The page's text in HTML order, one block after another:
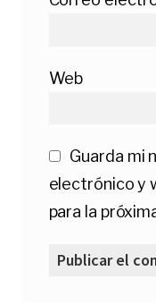
Web
Guarda mi
electrónico y
para la